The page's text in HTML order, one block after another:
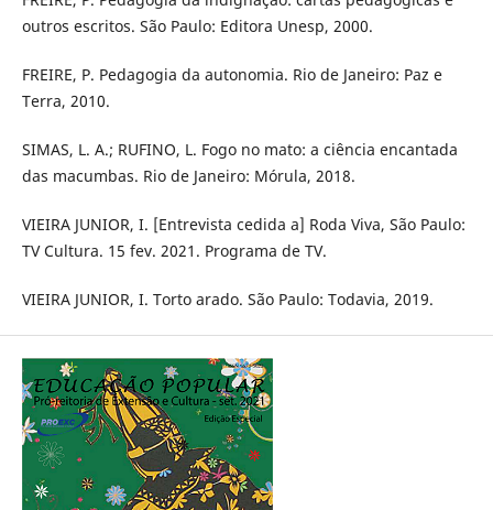
outros escritos. São Paulo: Editora Unesp, 2000.
FREIRE, P. Pedagogia da autonomia. Rio de Janeiro: Paz e
Terra, 2010.
SIMAS, L. A.; RUFINO, L. Fogo no mato: a ciência encantada
das macumbas. Rio de Janeiro: Mórula, 2018.
VIEIRA JUNIOR, I. [Entrevista cedida a] Roda Viva, São Paulo:
TV Cultura. 15 fev. 2021. Programa de TV.
VIEIRA JUNIOR, I. Torto arado. São Paulo: Todavia, 2019.